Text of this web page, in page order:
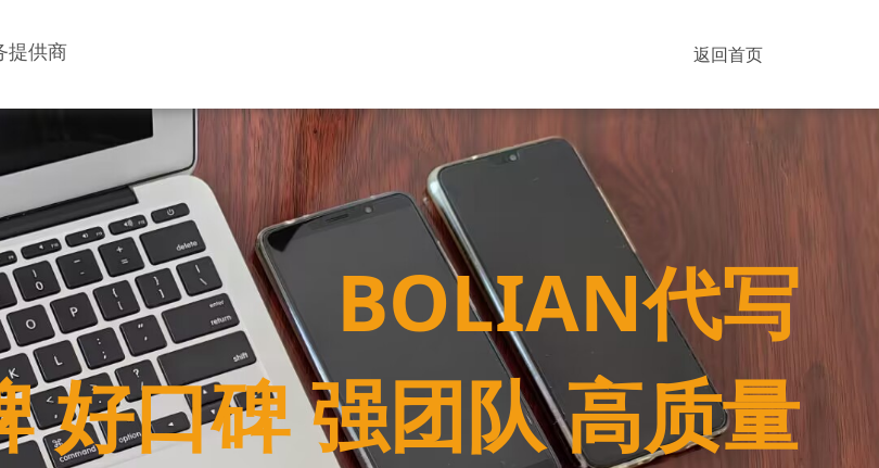
BOLIAN代写
好口碑 强团队 高质量
返回首页
提供商